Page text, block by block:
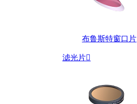
布鲁斯特窗口片
滤光片